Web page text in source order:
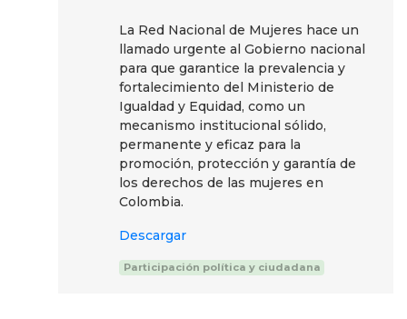
La Red Nacional de Mujeres hace un
llamado urgente al Gobierno nacional
para que garantice la prevalencia y
fortalecimiento del Ministerio de
Igualdad y Equidad, como un
mecanismo institucional sólido,
permanente y eficaz para la
promoción, protección y garantía de
los derechos de las mujeres en
Colombia.
Descargar
Participación política y ciudadana